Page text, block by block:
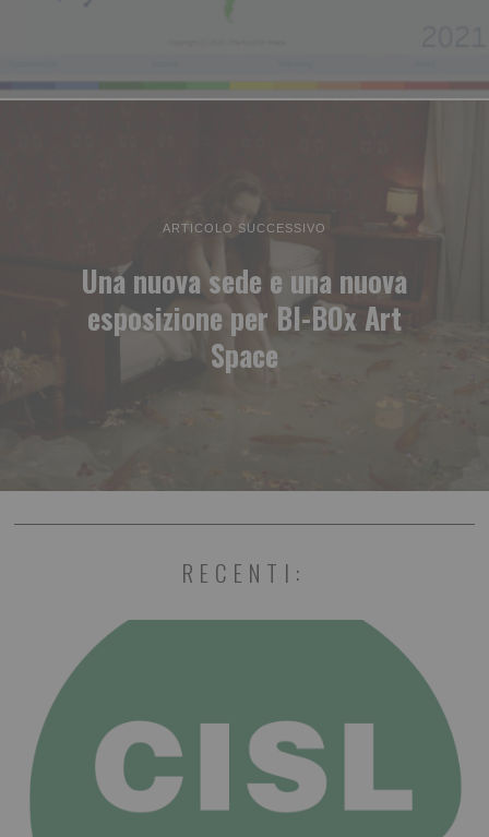
ARTICOLO SUCCESSIVO
Una nuova sede e una nuova
esposizione per BI-BOx Art
Space
RECENTI: